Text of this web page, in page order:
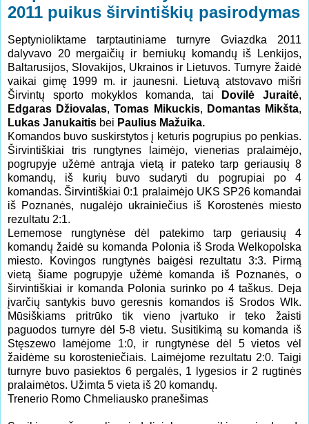
2011 puikus širvintiškių pasirodymas
Septynioliktame tarptautiniame turnyre Gviazdka 2011
dalyvavo 20 mergaičių ir berniukų komandų iš Lenkijos,
Baltarusijos, Slovakijos, Ukrainos ir Lietuvos. Turnyre žaidė
vaikai gimę 1999 m. ir jaunesni. Lietuvą atstovavo mišri
Širvintų sporto mokyklos komanda, tai
Dovilė Juraitė,
Edgaras Džiovalas,Tomas Mikuckis, Domantas Mikšta,
Lukas Janukaitis bei Paulius Mažuika.
Komandos buvo suskirstytos į keturis pogrupius po penkias.
Širvintiškiai tris rungtynes laimėjo, vienerias pralaimėjo,
pogrupyje užėmė antrąja vietą ir pateko tarp geriausių 8
komandų, iš kurių buvo sudaryti du pogrupiai po 4
komandas. Širvintiškiai 0:1 pralaimėjo UKS SP26 komandai
iš Poznanės, nugalėjo ukrainiečius iš Korostenės miesto
rezultatu 2:1.
Lememose rungtynėse dėl patekimo tarp geriausių 4
komandų žaidė su komanda Polonia iš Sroda Welkopolska
miesto. Kovingos rungtynės baigėsi rezultatu 3:3. Pirmą
vietą šiame pogrupyje užėmė komanda iš Poznanės, o
širvintiškiai ir komanda Polonia surinko po 4 taškus. Deja
įvarčių santykis buvo geresnis komandos iš Srodos Wlk.
Mūsiškiams pritrūko tik vieno įvartuko ir teko žaisti
paguodos turnyre dėl 5-8 vietu. Susitikimą su komanda iš
Stęszewo lamėjome 1:0, ir rungtynėse dėl 5 vietos vėl
žaidėme su korosteniečiais. Laimėjome rezultatu 2:0. Taigi
turnyre buvo pasiektos 6 pergalės, 1 lygesios ir 2 rugtinės
pralaimėtos. Užimta 5 vieta iš 20 komandų.
Trenerio Romo Chmeliausko pranešimas